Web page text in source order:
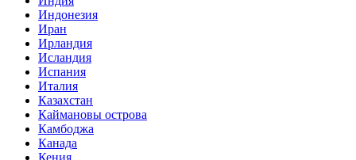
Индонезия
Иран
Ирландия
Исландия
Испания
Италия
Казахстан
Каймановы острова
Камбоджа
Канада
Кения